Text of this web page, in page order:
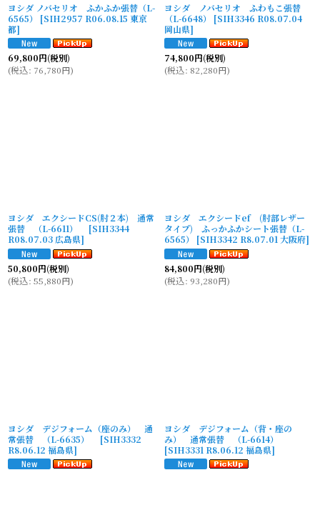
ヨシダ ノバセリオ ふかふか張替（L-
6565）
[SIH2957 R06.08.15 東京
都]
69,800円(税別)
(税込: 76,780円)
ヨシダ ノバセリオ ふわもこ張替
（L-6648）
[SIH3346 R08.07.04
岡山県]
74,800円(税別)
(税込: 82,280円)
ヨシダ エクシードCS(肘２本) 通常
張替 （L-6611）
[SIH3344
R08.07.03 広島県]
50,800円(税別)
(税込: 55,880円)
ヨシダ エクシードef (肘部レザー
タイプ) ふっかふかシート張替（L-
6565）
[SIH3342 R8.07.01 大阪府]
84,800円(税別)
(税込: 93,280円)
ヨシダ デジフォーム（座のみ） 通
常張替 （L-6635）
[SIH3332
R8.06.12 福島県]
ヨシダ デジフォーム（背・座の
み） 通常張替 （L-6614）
[SIH3331 R8.06.12 福島県]